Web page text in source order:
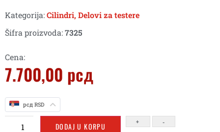
Kategorija:Cilindri, Delovi za testere
Šifra proizvoda:7325
Cena:
7.700,00 рсд
рсд RSD
+ -
DODAJ U KORPU